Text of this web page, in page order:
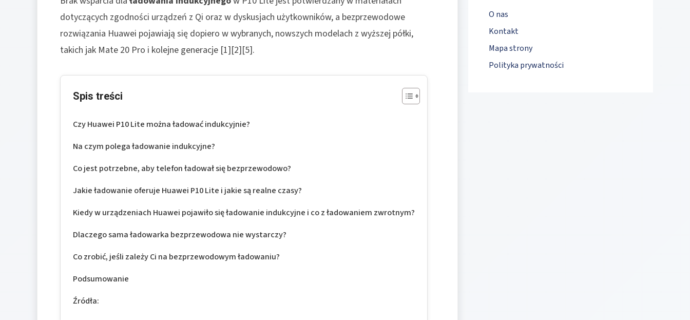
dotyczących zgodności urządzeń z Qi oraz w dyskusjach użytkowników, a bezprzewodowe
rozwiązania Huawei pojawiają się dopiero w wybranych, nowszych modelach z wyższej półki,
takich jak Mate 20 Pro i kolejne generacje [1][2][5].
Spis treści
Czy Huawei P10 Lite można ładować indukcyjnie?
Na czym polega ładowanie indukcyjne?
Co jest potrzebne, aby telefon ładował się bezprzewodowo?
Jakie ładowanie oferuje Huawei P10 Lite i jakie są realne czasy?
Kiedy w urządzeniach Huawei pojawiło się ładowanie indukcyjne i co z ładowaniem zwrotnym?
Dlaczego sama ładowarka bezprzewodowa nie wystarczy?
Co zrobić, jeśli zależy Ci na bezprzewodowym ładowaniu?
Podsumowanie
Źródła:
O nas
Kontakt
Mapa strony
Polityka prywatności